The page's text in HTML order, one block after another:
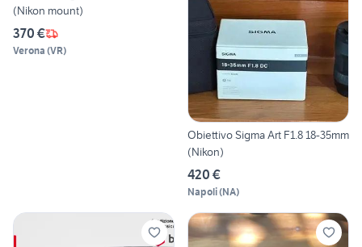
(Nikon mount)
370 €
Verona (VR)
Obiettivo Sigma Art F1.8 18-35mm
(Nikon)
420 €
Napoli(NA)